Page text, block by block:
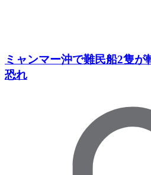
ミャンマー沖で難民船2隻
恐れ